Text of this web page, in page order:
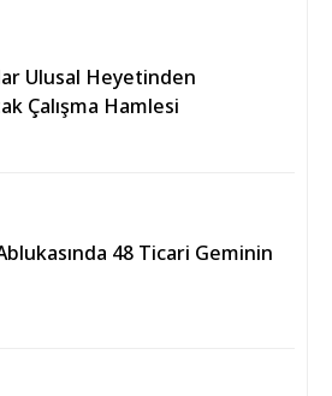
Ulusal Heyetinden
Çalışma Hamlesi
48 Ticari Geminin